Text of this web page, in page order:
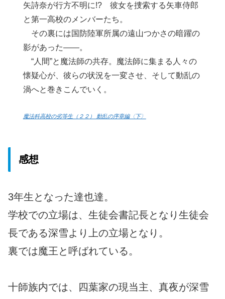
矢詩奈が行方不明に!? 彼女を捜索する矢車侍郎
と第一高校のメンバーたち。
その裏には国防陸軍所属の遠山つかさの暗躍の
影があった――。
“人間”と魔法師の共存。魔法師に集まる人々の
懐疑心が、彼らの状況を一変させ、そして動乱の
渦へと巻きこんでいく。
魔法科高校の劣等生（２２） 動乱の序章編〈下〉
感想
3年生となった達也達。
学校での立場は、生徒会書記長となり生徒会
長である深雪より上の立場となり。
裏では魔王と呼ばれている。
十師族内では、四葉家の現当主、真夜が深雪